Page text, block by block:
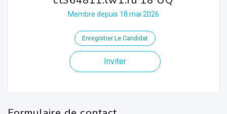
Membre depuis 18 mai 2026
Enregistrer Le Candidat
Inviter